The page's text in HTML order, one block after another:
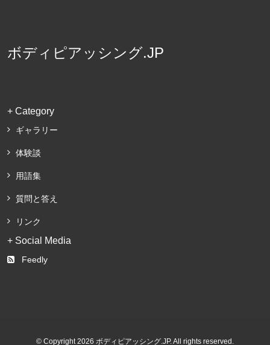
ボディピアッシング.JP
+ Category
ギャラリー
体験談
用語集
質問と答え
リンク
+ Social Media
Feedly
© Copyright 2026 ボディピアッシング.JP. All rights reserved.